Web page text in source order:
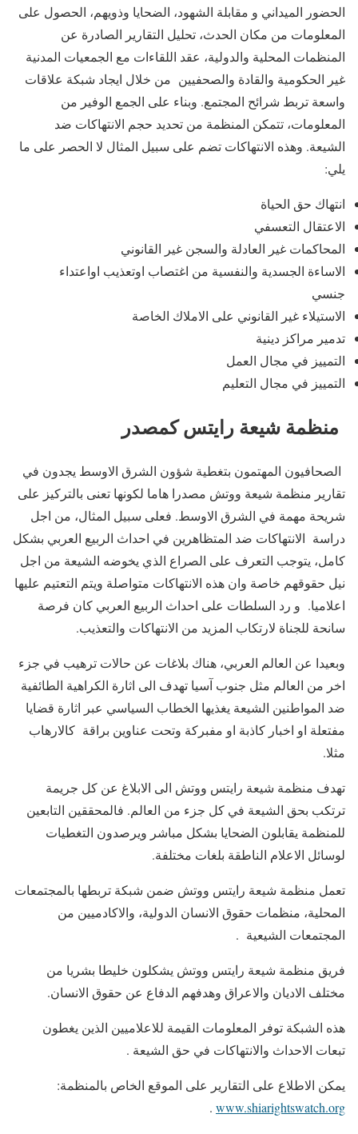
الحضور الميداني و مقابلة الشهود، الضحايا وذويهم، الحصول على
المعلومات من مكان الحدث، تحليل التقارير الصادرة عن
المنظمات المحلية والدولية، عقد اللقاءات مع الجمعيات المدنية
غير الحكومية والقادة والصحفيين من خلال ايجاد شبكة علاقات
واسعة تربط شرائح المجتمع. وبناء على الجمع الوفير من
المعلومات، تتمكن المنظمة من تحديد حجم الانتهاكات ضد
الشيعة. وهذه الانتهاكات تضم على سبيل المثال لا الحصر على ما
يلي:
انتهاك حق الحياة
الاعتقال التعسفي
المحاكمات غير العادلة والسجن غير القانوني
الاساءة الجسدية والنفسية من اغتصاب اوتعذيب اواعتداء
جنسي
الاستيلاء غير القانوني على الاملاك الخاصة
تدمير مراكز دينية
التمييز في مجال العمل
التمييز في مجال التعليم
منظمة شيعة رايتس كمصدر
الصحافيون المهتمون بتغطية شؤون الشرق الاوسط يجدون في
تقارير منظمة شيعة ووتش مصدرا هاما لكونها تعنى بالتركيز على
شريحة مهمة في الشرق الاوسط. فعلى سبيل المثال، من اجل
دراسة الانتهاكات ضد المتظاهرين في احداث الربيع العربي بشكل
كامل، يتوجب التعرف على الصراع الذي يخوضه الشيعة من اجل
نيل حقوقهم خاصة وان هذه الانتهاكات متواصلة ويتم التعتيم عليها
اعلاميا. و رد السلطات على احداث الربيع العربي كان فرصة
سانحة للجناة لارتكاب المزيد من الانتهاكات والتعذيب.
وبعيدا عن العالم العربي، هناك بلاغات عن حالات ترهيب في جزء
اخر من العالم مثل جنوب آسيا تهدف الى اثارة الكراهية الطائفية
ضد المواطنين الشيعة يغذيها الخطاب السياسي عبر اثارة قضايا
مفتعلة او اخبار كاذبة او مفبركة وتحت عناوين براقة كالارهاب
مثلا.
تهدف منظمة شيعة رايتس ووتش الى الابلاغ عن كل جريمة
ترتكب بحق الشيعة في كل جزء من العالم. فالمحققين التابعين
للمنظمة يقابلون الضحايا بشكل مباشر ويرصدون التغطيات
لوسائل الاعلام الناطقة بلغات مختلفة.
تعمل منظمة شيعة رايتس ووتش ضمن شبكة تربطها بالمجتمعات
المحلية، منظمات حقوق الانسان الدولية، والاكادميين من
المجتمعات الشيعية .
فريق منظمة شيعة رايتس ووتش يشكلون خليطا بشريا من
مختلف الاديان والاعراق وهدفهم الدفاع عن حقوق الانسان.
هذه الشبكة توفر المعلومات القيمة للاعلاميين الذين يغطون
تبعات الاحداث والانتهاكات في حق الشيعة .
يمكن الاطلاع على التقارير على الموقع الخاص بالمنظمة:
www.shiarightswatch.org
.